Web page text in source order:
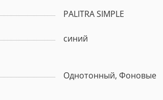
PALITRA SIMPLE
синий
Однотонный, Фоновые